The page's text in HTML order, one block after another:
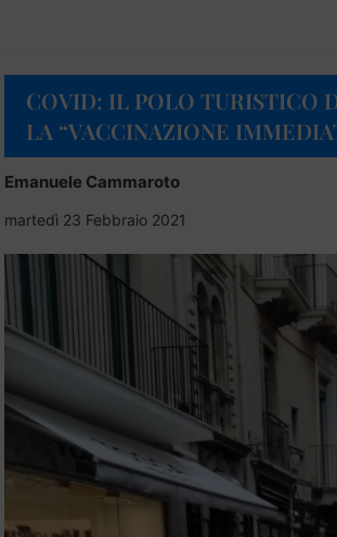
COVID: IL POLO TURISTICO
LA “VACCINAZIONE
Emanuele Cammaroto
martedì 23 Febbraio 2021